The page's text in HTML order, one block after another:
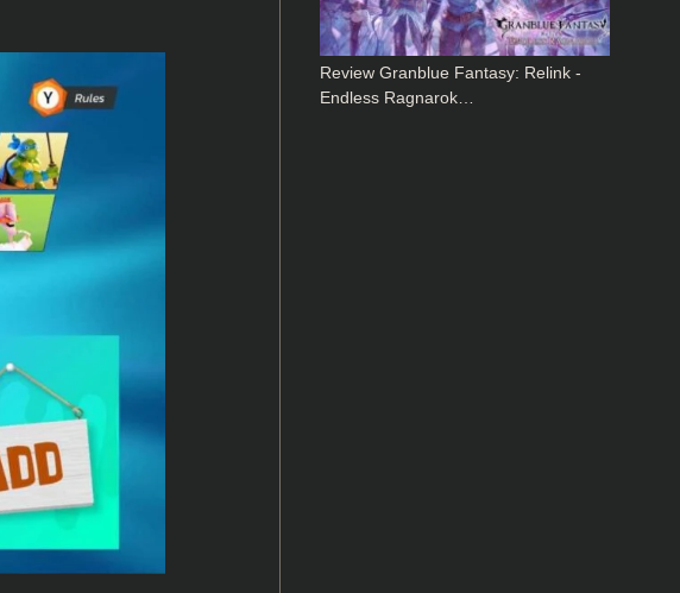
Review Granblue Fantasy: Relink -
Endless Ragnarok…